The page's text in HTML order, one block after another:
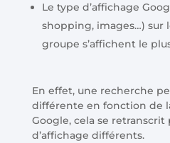
Le type d’affichage
shopping, images…) sur
groupe s’affichent le
En effet, une recherche
différente en fonction de
Google, cela se retranscrit
d’affichage différents.